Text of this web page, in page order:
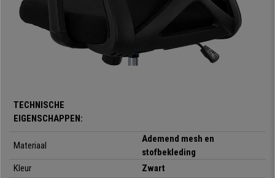
afmetingen, veiligheid, stabiliteit, sterkte en duurzaamheid, dat van
toepassing is op bureaustoelen. Dit betekent dat hij met volledig
vertrouwen geschikt is voor intensief gebruik.
perfecte bureaustoel voor dagelijks gebruik, met een
zo nauw verbonden is met gezondheid en welzijn, met de voordelen van
de beste garantie, service en gemoedsrust.
TECHNISCHE
EIGENSCHAPPEN:
Materiaal
Ademend mesh en
stofbekleding
Kleur
Zwart